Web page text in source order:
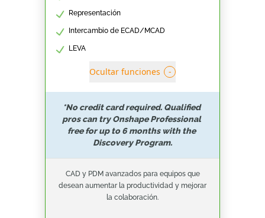
Representación
Intercambio de ECAD/MCAD
LEVA
Ocultar funciones -
*No credit card required. Qualified
pros can try Onshape Professional
free for up to 6 months with the
Discovery Program.
CAD y PDM avanzados para equipos que
desean aumentar la productividad y mejorar
la colaboración.